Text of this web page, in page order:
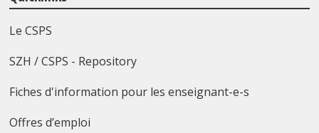
Le CSPS
SZH / CSPS - Repository
Fiches d'information pour les enseignant-e-s
Offres d’emploi